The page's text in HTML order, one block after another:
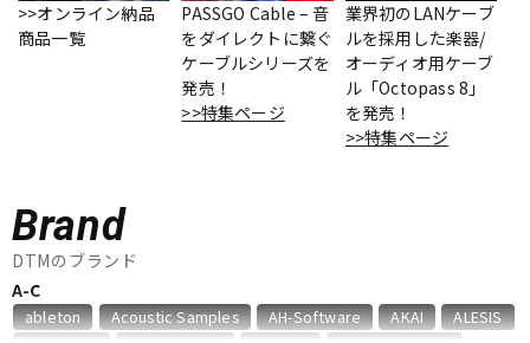
パーカッション
管楽器
アンプ エフェクター
>>オンライン納品
商品一覧
PASSGO Cable – 音
をダイレクトに繋ぐ
ケーブルシリーズを
発売！
>>特集ページ
業界初のLANケーブ
ルを採用した楽器/
オーディオ用ケーブ
ル「Octopass 8」
を発売！
>>特集ページ
Brand
DTMのブランド
A-C
ableton Acoustic Samples AH-Software AKAI
ALESIS